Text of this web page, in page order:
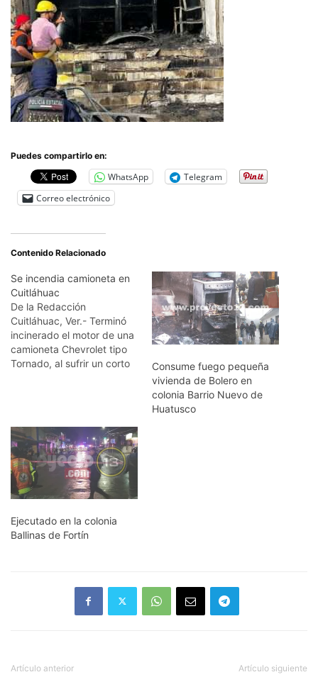
Puedes compartirlo en:
WhatsApp
Telegram
Correo electrónico
Contenido Relacionado
Se incendia camioneta en
Cuitláhuac
De la Redacción
Cuitláhuac, Ver.- Terminó
incinerado el motor de una
camioneta Chevrolet tipo
Tornado, al sufrir un corto
geupos de rescate, que
auxiliaron para sofocar el
fuego que amenazaba con
extenderse a toda la…
Consume fuego pequeña
vivienda de Bolero en
colonia Barrio Nuevo de
Huatusco
Ejecutado en la colonia
Ballinas de Fortín
Artículo anterior Artículo siguiente